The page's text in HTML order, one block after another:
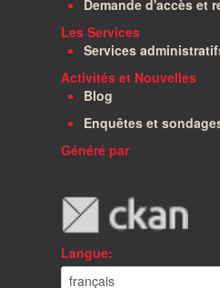
Demande d'accès et
Les Services
Services
Activités et Nouvelles
Blog
Enquêtes et
Généré par
Langue